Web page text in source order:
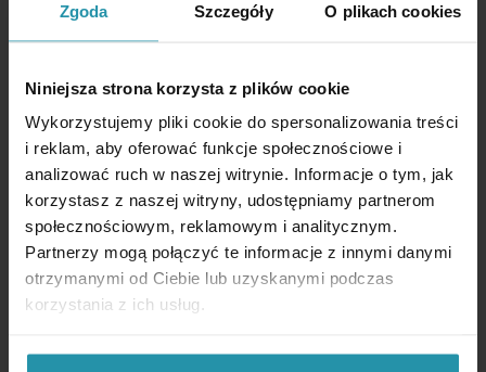
Zgoda Szczegóły O plikach cookies
Niniejsza strona korzysta z plików cookie
Wykorzystujemy pliki cookie do spersonalizowania treści
i reklam, aby oferować funkcje społecznościowe i
analizować ruch w naszej witrynie. Informacje o tym, jak
korzystasz z naszej witryny, udostępniamy partnerom
społecznościowym, reklamowym i analitycznym.
Partnerzy mogą połączyć te informacje z innymi danymi
otrzymanymi od Ciebie lub uzyskanymi podczas
korzystania z ich usług.
PERFORMANS PARAMETRELERI
Üretici firma
Stronghandtools
Yükseklik
180-310 [mm]
Torç (TIG torç) için yüksekliği ayarlanabilir manyetik stand,
Ek bir kablo askısı kaynak sırasında bileği rahatlatır.